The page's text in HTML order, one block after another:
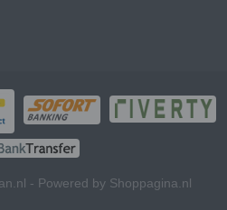
- Powered by Shoppagina.nl